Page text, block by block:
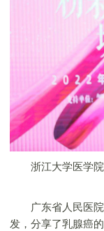
浙江大学医学院
广东省人民医院
发，分享了乳腺癌